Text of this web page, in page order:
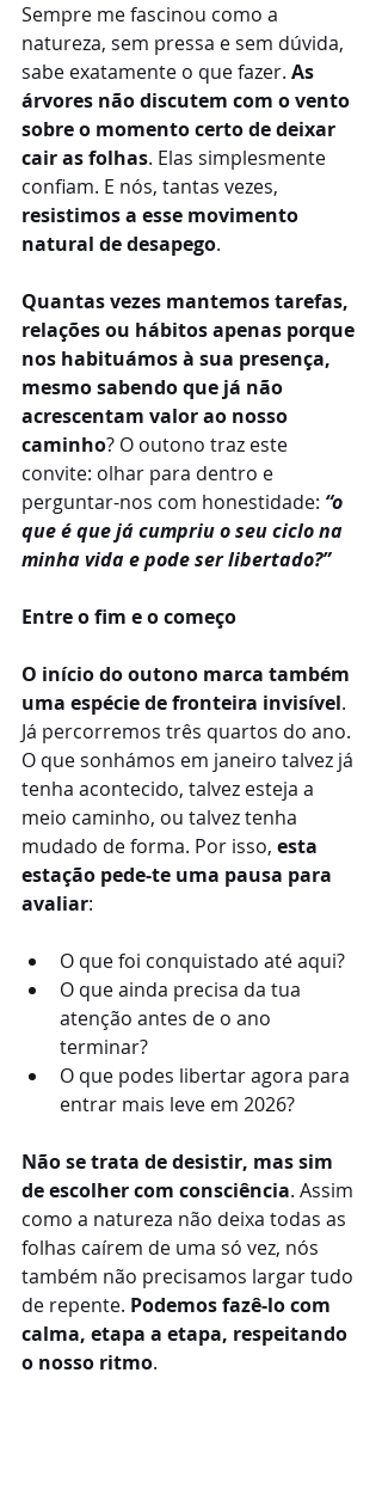
Sempre me fascinou como a
natureza, sem pressa e sem dúvida,
sabe exatamente o que fazer. As
árvores não discutem com o vento
sobre o momento certo de deixar
cair as folhas. Elas simplesmente
confiam. E nós, tantas vezes,
resistimos a esse movimento
natural de desapego.
Quantas vezes mantemos tarefas,
relações ou hábitos apenas porque
nos habituámos à sua presença,
mesmo sabendo que já não
acrescentam valor ao nosso
caminho? O outono traz este
convite: olhar para dentro e
perguntar-nos com honestidade: “o
que é que já cumpriu o seu ciclo na
minha vida e pode ser libertado?”
Entre o fim e o começo
O início do outono marca também
uma espécie de fronteira invisível.
Já percorremos três quartos do ano.
O que sonhámos em janeiro talvez já
tenha acontecido, talvez esteja a
meio caminho, ou talvez tenha
mudado de forma. Por isso, esta
estação pede-te uma pausa para
avaliar:
O que foi conquistado até aqui?
O que ainda precisa da tua
atenção antes de o ano
terminar?
O que podes libertar agora para
entrar mais leve em 2026?
Não se trata de desistir, mas sim
de escolher com consciência. Assim
como a natureza não deixa todas as
folhas caírem de uma só vez, nós
também não precisamos largar tudo
de repente. Podemos fazê-lo com
calma, etapa a etapa, respeitando
o nosso ritmo.